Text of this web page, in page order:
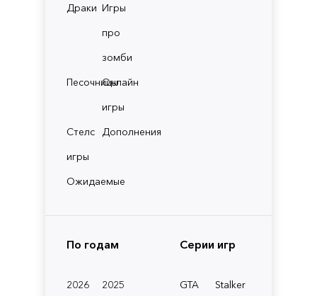
Драки Игры
про
зомби
ПесочницыОнлайн
игры
Стелс
игры
Дополнения
Ожидаемые
По годам
2026
2025
Серии игр
GTA
Stalker